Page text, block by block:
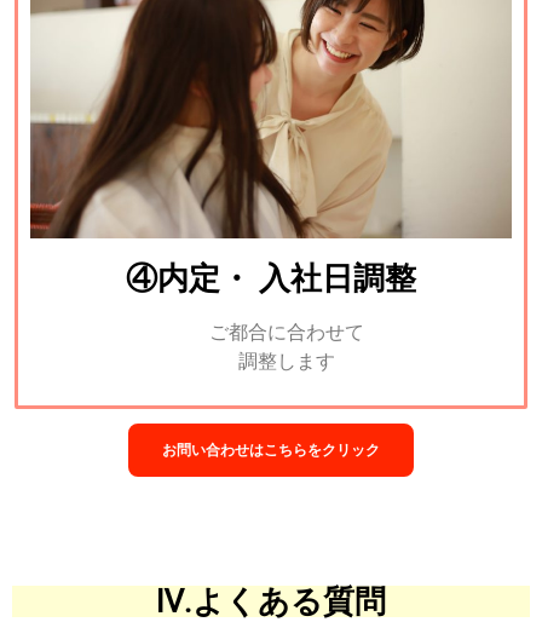
④内定・ 入社日調整
ご都合に合わせて
調整します
お問い合わせはこちらをクリック
Ⅳ.よくある質問